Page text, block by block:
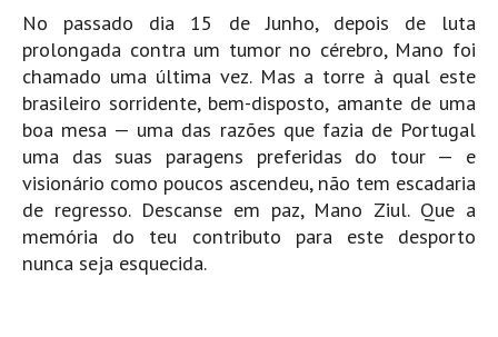
No passado dia 15 de Junho, depois de luta
prolongada contra um tumor no cérebro, Mano foi
chamado uma última vez. Mas a torre à qual este
brasileiro sorridente, bem-disposto, amante de uma
boa mesa — uma das razões que fazia de Portugal
uma das suas paragens preferidas do tour — e
visionário como poucos ascendeu, não tem escadaria
de regresso. Descanse em paz, Mano Ziul. Que a
memória do teu contributo para este desporto
nunca seja esquecida.